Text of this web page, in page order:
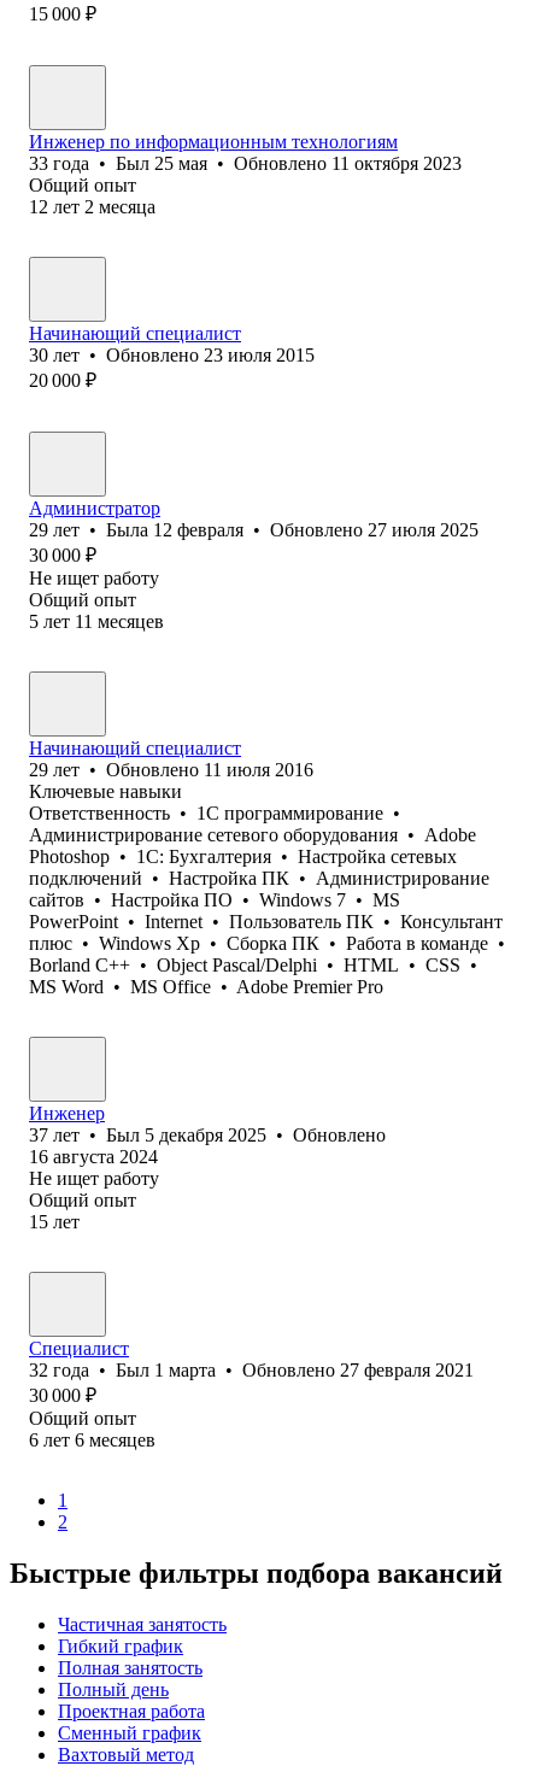
15 000 ₽
Инженер по информационным технологиям
33 года • Был 25 мая • Обновлено 11 октября 2023
Общий опыт
12 лет 2 месяца
Начинающий специалист
30 лет • Обновлено 23 июля 2015
20 000 ₽
Администратор
29 лет • Была 12 февраля • Обновлено 27 июля 2025
30 000 ₽
Не ищет работу
Общий опыт
5 лет 11 месяцев
Начинающий специалист
29 лет • Обновлено 11 июля 2016
Ключевые навыки
Ответственность • 1С программирование •
Администрирование сетевого оборудования • Adobe
Photoshop • 1С: Бухгалтерия • Настройка сетевых
подключений • Настройка ПК • Администрирование
сайтов • Настройка ПО • Windows 7 • MS
PowerPoint • Internet • Пользователь ПК • Консультант
плюс • Windows Xp • Сборка ПК • Работа в команде •
Borland C++ • Object Pascal/Delphi • HTML • CSS •
MS Word • MS Office • Adobe Premier Pro
Инженер
37 лет • Был 5 декабря 2025 • Обновлено
16 августа 2024
Не ищет работу
Общий опыт
15 лет
Специалист
32 года • Был 1 марта • Обновлено 27 февраля 2021
30 000 ₽
Общий опыт
6 лет 6 месяцев
1
2
Быстрые фильтры подбора вакансий
Частичная занятость
Гибкий график
Полная занятость
Полный день
Проектная работа
Сменный график
Вахтовый метод